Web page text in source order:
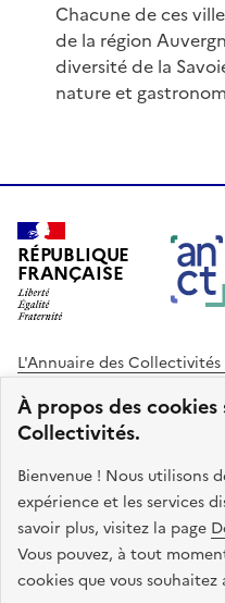
À propos des
Collectivités.
Bienvenue ! Nous utilisons
expérience et les services
savoir plus, visitez la page
Vous pouvez, à tout
cookies que vous souhaitez
Chacune de ces
de la région
diversité de la
nature et
RÉPUBLIQUE
FRANÇAISE
L'Annuaire des Collectivités
des Territoires
Cohésion des Territoires
est disponible en licence
avec le système de design
legifrance.gouv.fr
service-public.gouv.fr